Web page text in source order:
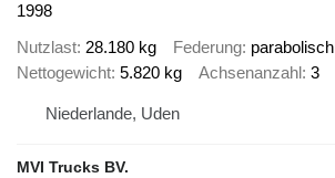
1998
Nutzlast 28.180 kg Federung parabolisch
Nettogewicht 5.820 kg Achsenanzahl 3
Niederlande, Uden
MVI Trucks BV.